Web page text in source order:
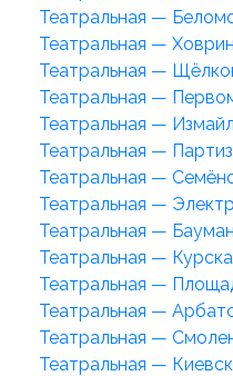
Театральная —
Театральная —
Театральная —
Театральная —
Театральная —
Театральная —
Театральная —
Театральная —
Театральная —
Театральная —
Театральная —
Театральная —
Театральная —
Театральная —